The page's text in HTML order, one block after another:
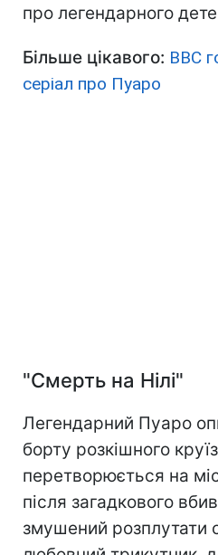
про легендарного
Більше цікавого: ВВС
серіал про Пуаро
"Смерть на Нілі"
Легендарний Пуаро
борту розкішного
перетворюється на
після загадкового
змушений розплутати